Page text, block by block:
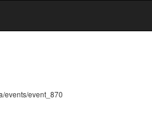
events/event_870